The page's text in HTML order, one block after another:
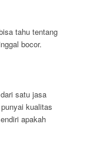
tahu tentang
bocor.
satu jasa
kualitas
apakah